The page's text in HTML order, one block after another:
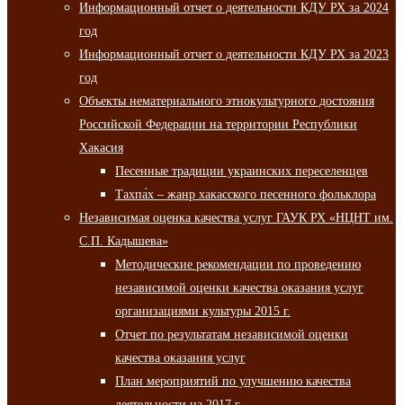
Информационный отчет о деятельности КДУ РХ за 2024
год
Информационный отчет о деятельности КДУ РХ за 2023
год
Объекты нематериального этнокультурного достояния
Российской Федерации на территории Республики
Хакасия
Песенные традиции украинских переселенцев
Тахпа́х – жанр хакасского песенного фольклора
Независимая оценка качества услуг ГАУК РХ «НЦНТ им.
С.П. Кадышева»
Методические рекомендации по проведению
независимой оценки качества оказания услуг
организациями культуры 2015 г.
Отчет по результатам независимой оценки
качества оказания услуг
План мероприятий по улучшению качества